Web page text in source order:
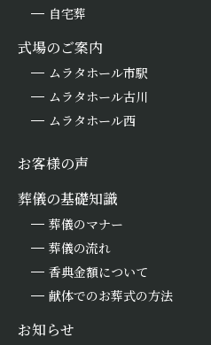
自宅葬
式場のご案内
ムラタホール市駅
ムラタホール古川
ムラタホール西
お客様の声
葬儀の基礎知識
葬儀のマナー
葬儀の流れ
香典金額について
献体でのお葬式の方法
お知らせ